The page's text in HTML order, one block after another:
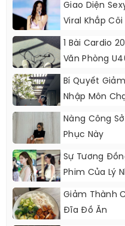
Giao Diện
Viral Khắp Cõi
1 Bài Cardio
Văn Phòng
Bí Quyết
Nhập Môn
Nàng Công
Phục Này
Sự Tương
Phim Của Lý
Giảm Thành
Đĩa Đồ Ăn